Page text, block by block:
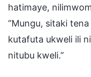
hatimaye,
“Mungu, sitaki
kutafuta ukweli ili
nitubu kweli.”